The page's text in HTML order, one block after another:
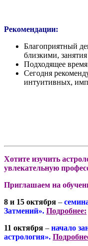
Рекомендации:
Благоприятный
близкими,
Подходящее
Сегодня
интуитивных,
Хотите изучить
увлекательную
Приглашаем на
8 и 15 октября –
Затмений». Подробнее:
11 октября – начало
астрология».